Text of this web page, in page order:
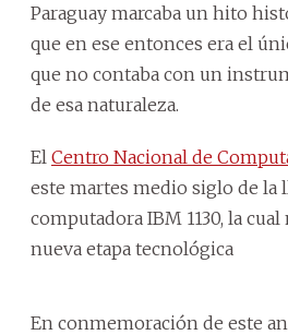
Paraguay marcaba un hito
que en ese entonces era el
que no contaba con un
de esa naturaleza.
El Centro Nacional de
este martes medio siglo de la
computadora IBM 1130, la
nueva etapa tecnológica
En conmemoración de este